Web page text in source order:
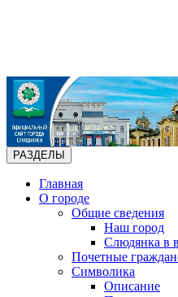
РАЗДЕЛЫ
Главная
О городе
Общие сведения
Наш город
Слюдянка в
Почетные
Символика
Описание